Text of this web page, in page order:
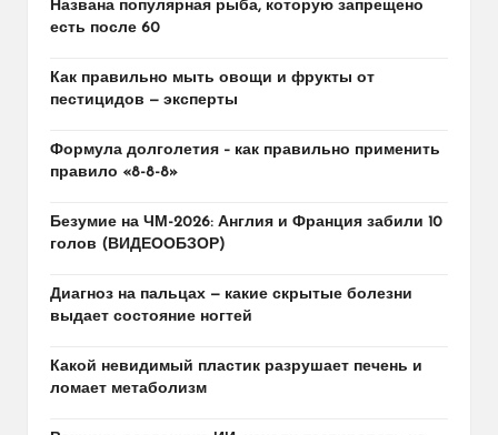
Названа популярная рыба, которую запрещено
есть после 60
Как правильно мыть овощи и фрукты от
пестицидов — эксперты
Формула долголетия – как правильно применить
правило «8-8-8»
Безумие на ЧМ-2026: Англия и Франция забили 10
голов (ВИДЕООБЗОР)
Диагноз на пальцах — какие скрытые болезни
выдает состояние ногтей
Какой невидимый пластик разрушает печень и
ломает метаболизм